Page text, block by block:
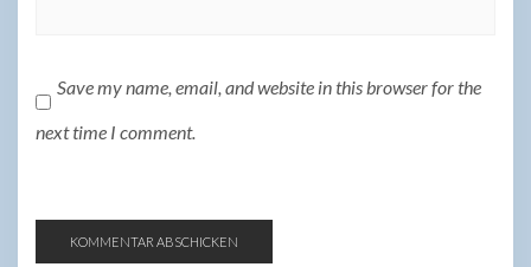
Save my name, email, and website in this browser for the
next time I comment.